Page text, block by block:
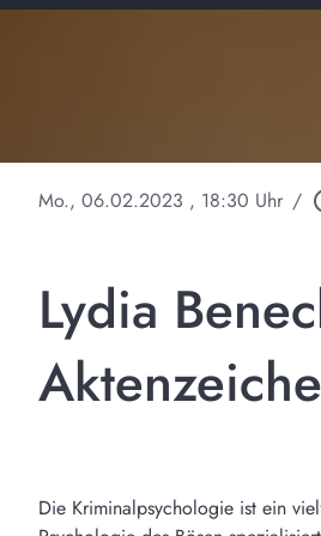
Mo., 06.02.2023 , 18:30 Uhr /
Lydia
Die Kriminalpsychologie ist ein